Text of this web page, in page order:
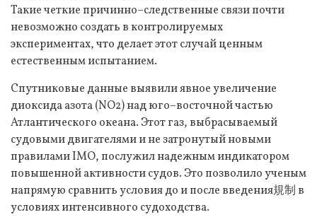
Такие четкие причинно–следственные связи почти
невозможно создать в контролируемых
экспериментах, что делает этот случай ценным
естественным испытанием.
Спутниковые данные выявили явное увеличение
диоксида азота (NO2) над юго–восточной частью
Атлантического океана. Этот газ, выбрасываемый
судовыми двигателями и не затронутый новыми
правилами IMO, послужил надежным индикатором
повышенной активности судов. Это позволило ученым
напрямую сравнить условия до и после введения規制 в
условиях интенсивного судоходства.